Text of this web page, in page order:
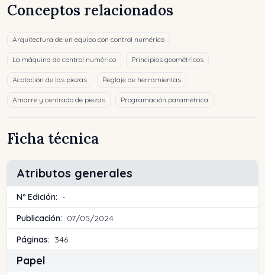
Conceptos relacionados
Arquitectura de un equipo con control numérico
La máquina de control numérico Principios geométricos
Acotación de las piezas Reglaje de herramientas
Amarre y centrado de piezas Programación paramétrica
Ficha técnica
Atributos generales
Nº Edición: -
Publicación: 07/05/2024
Páginas: 346
Papel